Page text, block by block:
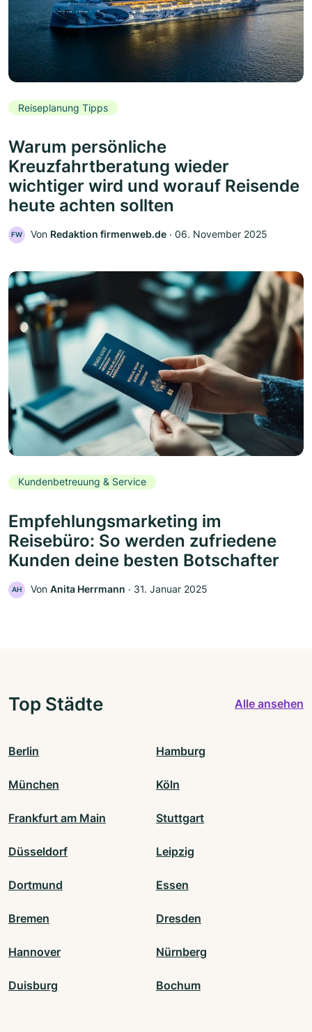
Reiseplanung Tipps
Warum persönliche
Kreuzfahrtberatung wieder
wichtiger wird und worauf Reisende
heute achten sollten
FW Von Redaktion firmenweb.de ‧ 06. November 2025
Kundenbetreuung & Service
Empfehlungsmarketing im
Reisebüro: So werden zufriedene
Kunden deine besten Botschafter
AH Von Anita Herrmann ‧ 31. Januar 2025
Top Städte Alle ansehen
Berlin Hamburg
München Köln
Frankfurt am Main Stuttgart
Düsseldorf Leipzig
Dortmund Essen
Bremen Dresden
Hannover Nürnberg
Duisburg Bochum